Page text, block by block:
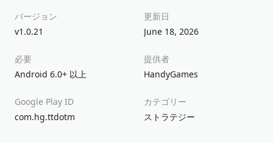
バージョン
v1.0.21
更新日
June 18, 2026
必要
Android 6.0+ 以上
提供者
HandyGames
Google Play ID
com.hg.ttdotm
カテゴリー
ストラテジー